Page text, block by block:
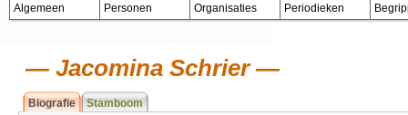
Algemeen Personen Organisaties Periodieken
Jacomina Schrier
Biografie Stamboom